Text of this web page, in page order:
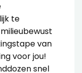
te
van
voor jou!
snel